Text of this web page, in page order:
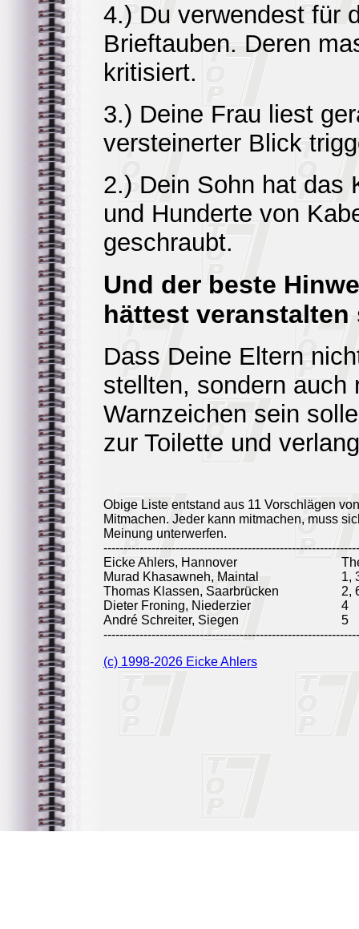
4.) Du verwendest für
Brieftauben. Deren
kritisiert.
3.) Deine Frau liest
versteinerter Blick
2.) Dein Sohn hat das
und Hunderte von
geschraubt.
Und der beste
hättest veranstalten
Dass Deine Eltern
stellten, sondern auch
Warnzeichen sein
zur Toilette und
Obige Liste entstand aus 11 Vorschlägen
Mitmachen. Jeder kann mitmachen, muss
Meinung unterwerfen.
Eicke Ahlers, Hannover
Murad Khasawneh, Maintal
1,
Thomas Klassen, Saarbrücken
2,
Dieter Froning, Niederzier
4
André Schreiter, Siegen
5
(c) 1998-2026 Eicke Ahlers